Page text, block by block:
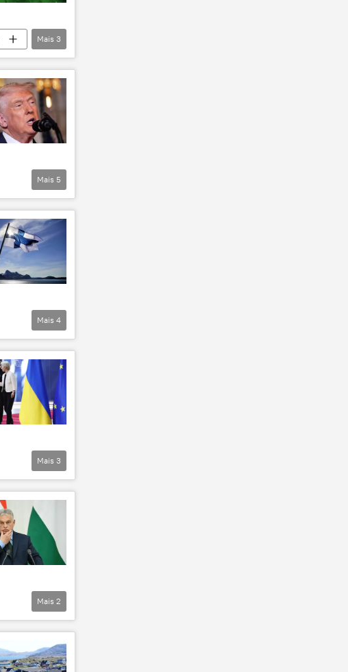
Mais 3
Mais 5
Mais 4
Mais 3
Mais 2